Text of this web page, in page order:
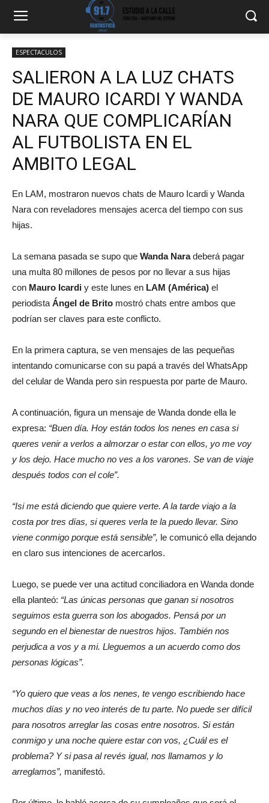
ESPECTACULOS
SALIERON A LA LUZ CHATS
DE MAURO ICARDI Y WANDA
NARA QUE COMPLICARÍAN
AL FUTBOLISTA EN EL
AMBITO LEGAL
En LAM, mostraron nuevos chats de Mauro Icardi y Wanda
Nara con reveladores mensajes acerca del tiempo con sus
hijas.
La semana pasada se supo que Wanda Naradeberá pagar
una multa 80 millones de pesos por no llevar a sus hijas
con Mauro Icardi y este lunes en LAM (América) el
periodista Ángel de Brito mostró chats entre ambos que
podrían ser claves para este conflicto.
En la primera captura, se ven mensajes de las pequeñas
intentando comunicarse con su papá a través del WhatsApp
del celular de Wanda pero sin respuesta por parte de Mauro.
A continuación, figura un mensaje de Wanda donde ella le
expresa: “Buen día. Hoy están todos los nenes en casa si
queres venir a verlos a almorzar o estar con ellos, yo me voy
y los dejo. Hace mucho no ves a los varones. Se van de viaje
después todos con el cole”.
“Isi me está diciendo que quiere verte. A la tarde viajo a la
costa por tres días, si queres verla te la puedo llevar. Sino
viene conmigo porque está sensible”, le comunicó ella dejando
en claro sus intenciones de acercarlos.
Luego, se puede ver una actitud conciliadora en Wanda donde
ella planteó: “Las únicas personas que ganan si nosotros
seguimos esta guerra son los abogados. Pensá por un
segundo en el bienestar de nuestros hijos. También nos
perjudica a vos y a mi. Lleguemos a un acuerdo como dos
personas lógicas”.
“Yo quiero que veas a los nenes, te vengo escribiendo hace
muchos días y no veo interés de tu parte. No puede ser difícil
para nosotros arreglar las cosas entre nosotros. Si están
conmigo y una noche quiere estar con vos, ¿Cuál es el
problema? Y si pasa al revés igual, nos llamamos y lo
arreglamos”, manifestó.